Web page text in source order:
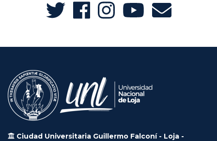
Ciudad Universitaria Guillermo Falconí - Loja -